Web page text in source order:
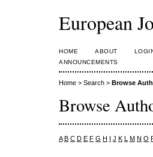
European
HOME ABOUT
ANNOUNCEMENTS
Home > Search > Browse
Browse
A B C D E F G H I J K L M N O